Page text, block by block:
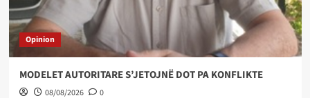
Opinion
MODELET AUTORITARE S’JETOJNË DOT PA KONFLIKTE
08/08/2026 0